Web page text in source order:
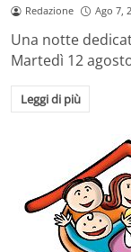
Redazione Ago 7,
Una notte
Martedì 12
Leggi di più